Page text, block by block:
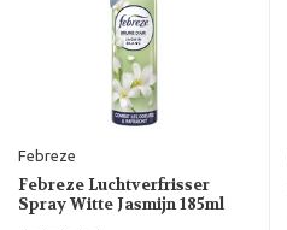
Febreze
Febreze Luchtverfrisser
Spray Witte Jasmijn 185ml